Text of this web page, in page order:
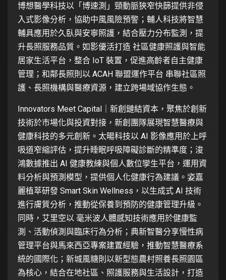
博想醫學科技以「博速測」頸動脈狹窄快篩提供非侵
入式影像分析，協助中風風險預警；輔人科技將智慧
輔具應用於久臥與安寧照護，結合壓力分布監測，提
升長照服務品質。如影優活打造 社區健康照護與智能
居家生活平台，整合 IoT 裝置，促進高齡者自主健康
管理；和鄰長照則以 ACAH 聯盟運作平台 串聯社區照
護、長照機構與醫療資源，建立跨場域協作生態。
Innovators Meet Capital｜新創鏈結資本，聚焦於創新
技術於市場化與投資對接，新創團隊展現智慧醫療與
健康科技的多元創新。太暘科技以 AI 影像應用於上呼
吸道窄縮評估，提升睡眠呼吸障礙診斷的精準度；浚
鴻數據推出 AI 健康教練與個人數位孿生平台，運用資
料分析與預測模型，提供個人化健康行為建議。姿嘉
麗植萃研發 Smart Skin Wellness，以生成式 AI 技術
進行膚質分析，推動從保養到預防的健康管理升級。
同時，艾里空以 毫米波人體感知技術應用於健康監
測、活動偵測與臨床行為分析；典新智醫分享慢性病
管理平台與馬來西亞專案建置經驗，推動智慧醫療系
統的國際化；新城風糖則以新型態農村照養長照園區
為核心，結合在地社區、照護服務與生活設計，打造